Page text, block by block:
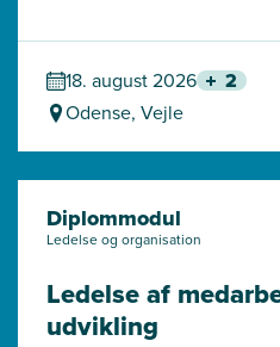
18. august 2026 2
Odense, Vejle
Diplommodul
Ledelse og organisation
Ledelse af
udvikling